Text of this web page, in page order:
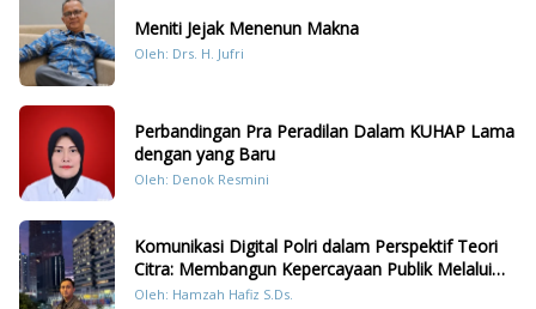
Meniti Jejak Menenun Makna
Oleh: Drs. H. Jufri
Perbandingan Pra Peradilan Dalam KUHAP Lama
dengan yang Baru
Oleh: Denok Resmini
Komunikasi Digital Polri dalam Perspektif Teori
Citra: Membangun Kepercayaan Publik Melalui
Konten Humanis Kesiapsiagaan Bencana di
Oleh: Hamzah Hafiz S.Ds.